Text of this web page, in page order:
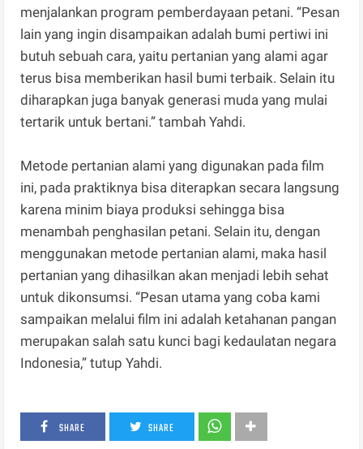
menjalankan program pemberdayaan petani. “Pesan
lain yang ingin disampaikan adalah bumi pertiwi ini
butuh sebuah cara, yaitu pertanian yang alami agar
terus bisa memberikan hasil bumi terbaik. Selain itu
diharapkan juga banyak generasi muda yang mulai
tertarik untuk bertani.” tambah Yahdi.
Metode pertanian alami yang digunakan pada film
ini, pada praktiknya bisa diterapkan secara langsung
karena minim biaya produksi sehingga bisa
menambah penghasilan petani. Selain itu, dengan
menggunakan metode pertanian alami, maka hasil
pertanian yang dihasilkan akan menjadi lebih sehat
untuk dikonsumsi. “Pesan utama yang coba kami
sampaikan melalui film ini adalah ketahanan pangan
merupakan salah satu kunci bagi kedaulatan negara
Indonesia,” tutup Yahdi.
SHARE SHARE